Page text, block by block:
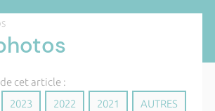
cet article :
2023 2022 2021 AUTRES